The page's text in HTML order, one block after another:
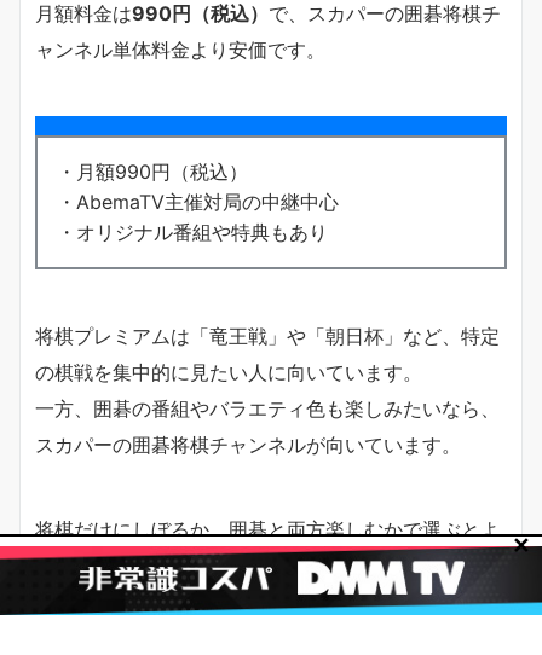
月額料金は990円（税込） で、スカパーの囲碁将棋チ
ャンネル単体料金より安価です。
・月額990円（税込）
・AbemaTV主催対局の中継中心
・オリジナル番組や特典もあり
将棋プレミアムは「竜王戦」や「朝日杯」など、特定
の棋戦を集中的に見たい人に向いています。
一方、囲碁の番組やバラエティ色も楽しみたいなら、
スカパーの囲碁将棋チャンネルが向いています。
将棋だけにしぼるか、囲碁と両方楽しむかで選ぶとよ
いでしょう。
✕